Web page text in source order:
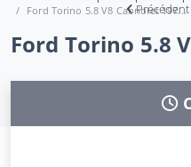
Ford Torino 5.8 V8 Cabriolet 197...
Précédent
Ford Torino 5.8